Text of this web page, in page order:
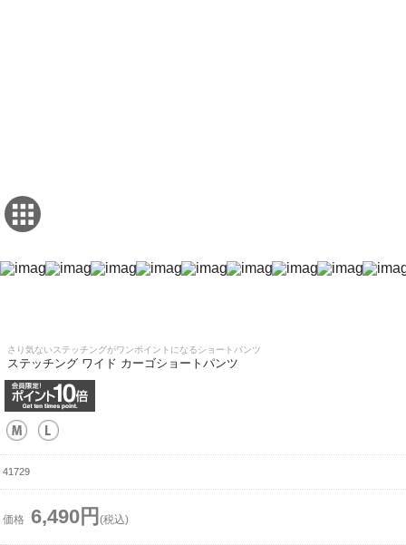
さり気ないステッチングがワンポイントになるショートパンツ
ステッチング ワイド カーゴショートパンツ
41729
価格 6,490円 (税込)